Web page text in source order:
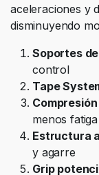
aceleraciones y
disminuyendo
Soportes
control
Tape
menos fatiga
Estructura
y agarre
Grip